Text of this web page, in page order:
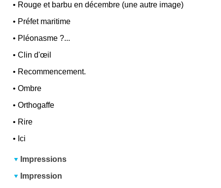
• Rouge et barbu en décembre (une autre image)
• Préfet maritime
• Pléonasme ?...
•Clin d'œil
• Recommencement.
•Ombre
•Orthogaffe
• Rire
• Ici
Impressions
Impression